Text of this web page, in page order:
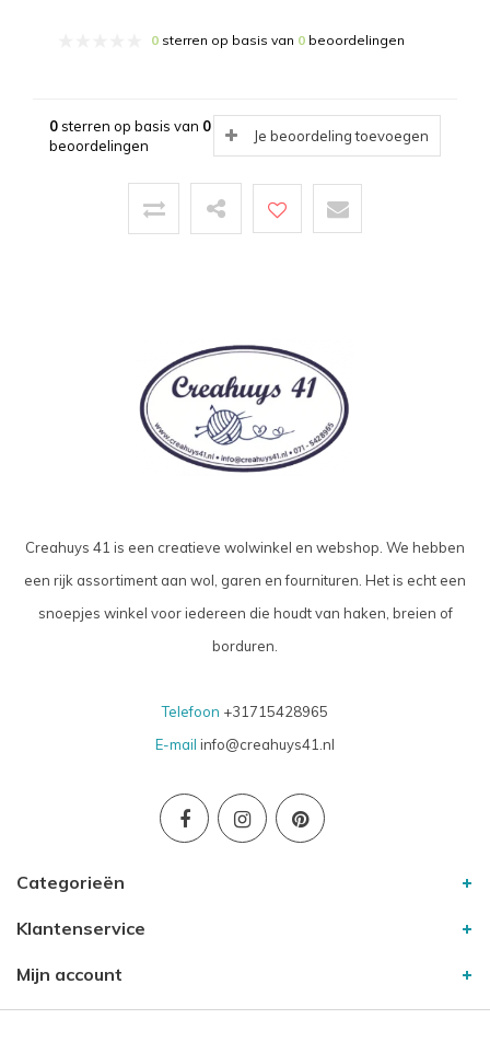
0 sterren op basis van 0 beoordelingen
0sterren op basis van 0
beoordelingen
Je beoordeling toevoegen
Creahuys 41 is een creatieve wolwinkel en webshop. We hebben
een rijk assortiment aan wol, garen en fournituren. Het is echt een
snoepjes winkel voor iedereen die houdt van haken, breien of
borduren.
Telefoon +31715428965
E-mail info@creahuys41.nl
Categorieën
Klantenservice
Mijn account